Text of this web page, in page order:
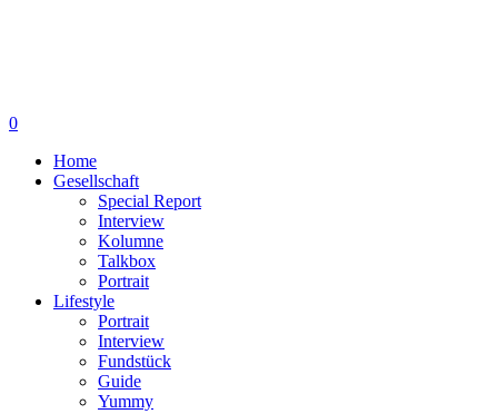
0
Home
Gesellschaft
Special Report
Interview
Kolumne
Talkbox
Portrait
Lifestyle
Portrait
Interview
Fundstück
Guide
Yummy